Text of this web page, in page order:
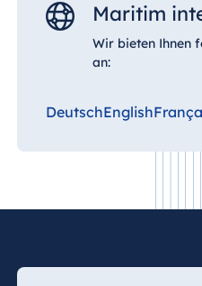
Maritim
Wir bieten Ihnen
an:
DeutschEnglish